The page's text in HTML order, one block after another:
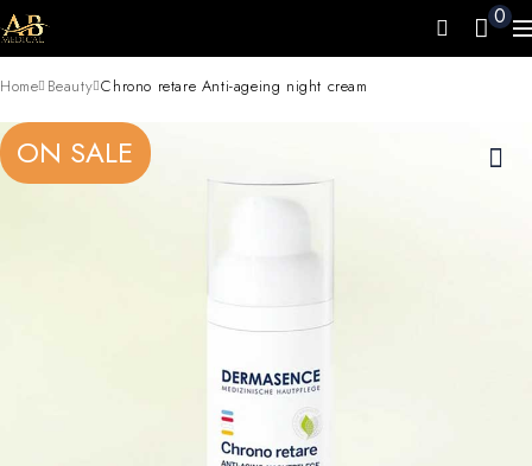
0
Home Beauty Chrono retare Anti-ageing night cream
ON SALE